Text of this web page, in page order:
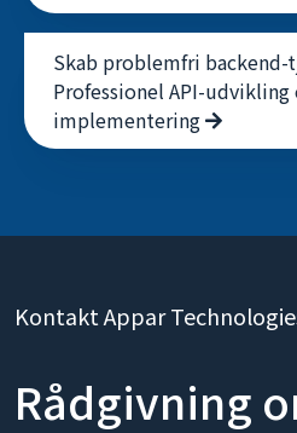
Skab problemfri backend-
Professionel API-
implementering
Kontakt Appar
Rådgivning